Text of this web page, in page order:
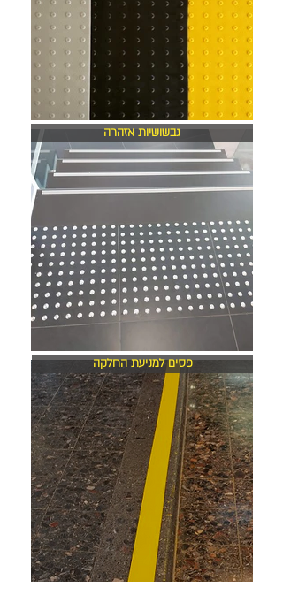
גבשושיות אזהרה
פסים למניעת החלקה